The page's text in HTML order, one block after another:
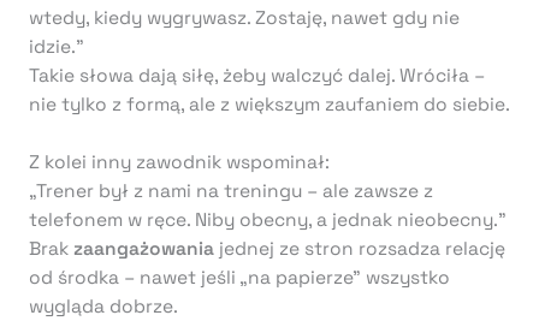
wtedy, kiedy wygrywasz. Zostaję, nawet gdy nie
idzie.”
Takie słowa dają siłę, żeby walczyć dalej. Wróciła –
nie tylko z formą, ale z większym zaufaniem do siebie.
Z kolei inny zawodnik wspominał:
„Trener był z nami na treningu – ale zawsze z
telefonem w ręce. Niby obecny, a jednak nieobecny.”
Brak zaangażowaniajednej ze stron rozsadza relację
od środka – nawet jeśli „na papierze” wszystko
wygląda dobrze.